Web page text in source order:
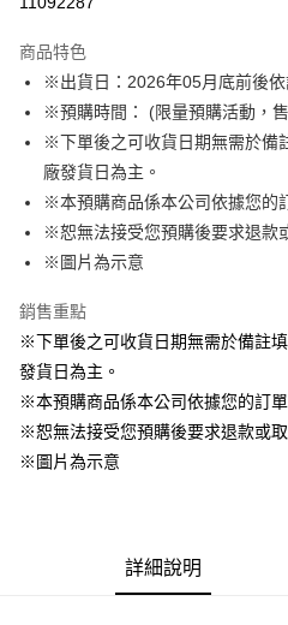
Apple Pay
悠遊付
Google Pay
ATM付款
貨到付款
運送方式
全家取貨付款
每筆NT$65，滿NT$1,300(含以上)免
付款後全家取貨
每筆NT$65，滿NT$1,300(含以上)免
商品特色
※出貨日：2026年05月底前後
※預購時間： (限量預購活動，
※下單後之可收貨日期無需於備
廠發貨日為主。
※本預購商品係本公司依據您的
※恕無法接受您預購後要求退款
※圖片為示意
銷售重點
※下單後之可收貨日期無需於備註
發貨日為主。
※本預購商品係本公司依據您的訂
※恕無法接受您預購後要求退款或
※圖片為示意
詳細說明